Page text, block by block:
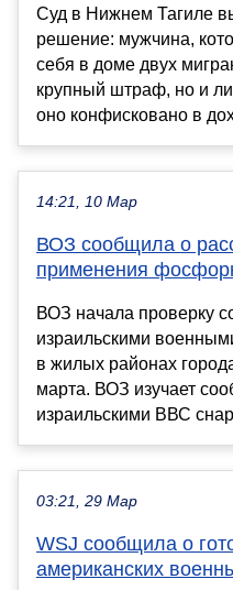
Суд в Нижнем Тагиле
решение: мужчина,
себя в доме двух
крупный штраф, но и
оно конфисковано в
14:21, 10 Мар
ВОЗ сообщила о
применения
ВОЗ начала проверку
израильскими
в жилых районах
марта. ВОЗ изучает
израильскими ВВС
03:21, 29 Мар
WSJ сообщила о
американских